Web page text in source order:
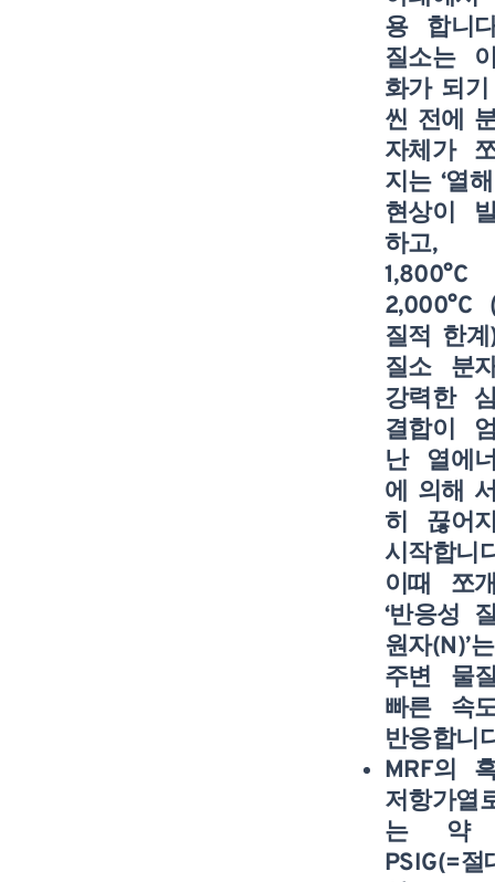
용 합니
질소는
화가 되
씬 전에
자체가
지는 ‘열해
현상이
하고,
2,000°C
질적 한
질소 분
강력한
결합이
난 열에
에 의해
히 끊어
시작합니
이때 쪼
‘반응성
원자(N)’는
주변 물
빠른 속
반응합니
MRF의
저항가열
는 약
PSIG(=절